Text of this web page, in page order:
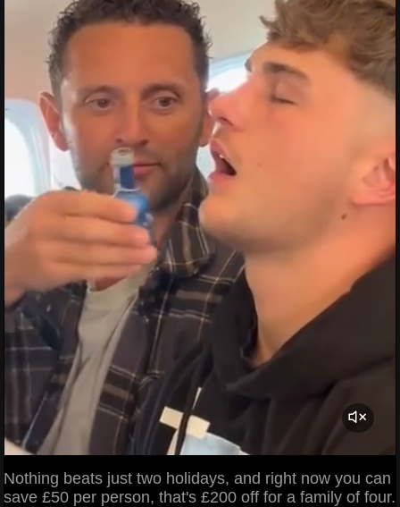
Nothing beats just two holidays, and right now you can
save £50 per person, that's £200 off for a family of four.